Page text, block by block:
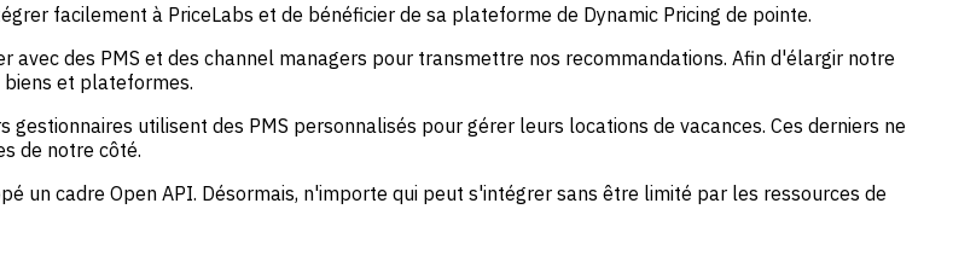
facilement à PriceLabs et de bénéficier de sa plateforme de Dynamic Pricing de pointe.
des PMS et des channel managers pour transmettre nos recommandations. Afin d'élargir notre
biens et plateformes.
utilisent des PMS personnalisés pour gérer leurs locations de vacances. Ces derniers ne
de notre côté.
un cadre Open API. Désormais, n'importe qui peut s'intégrer sans être limité par les ressources de